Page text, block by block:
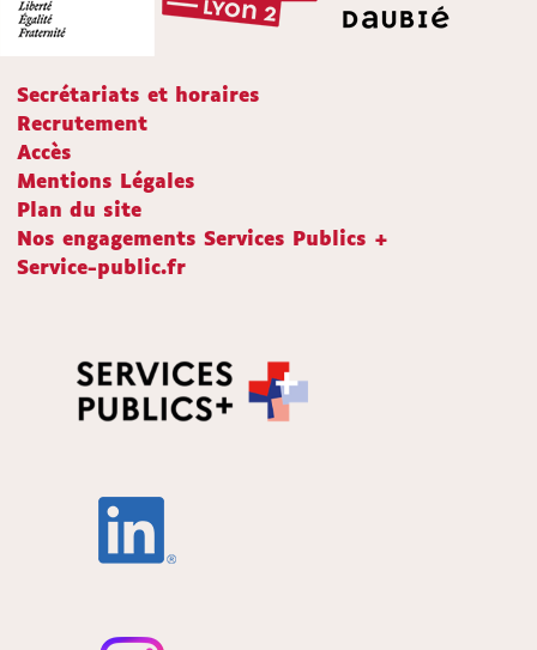
Secrétariats et horaires
Recrutement
Accès
Mentions Légales
Plan du site
Nos engagements Services Publics +
Service-public.fr